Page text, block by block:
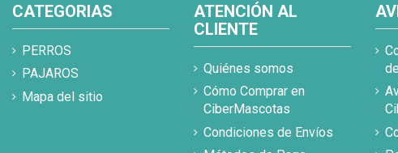
CATEGORIAS
PERROS
PAJAROS
Mapa del sitio
ATENCIÓN AL
CLIENTE
Quiénes somos
Cómo Comprar en
CiberMascotas
Condiciones de Envíos